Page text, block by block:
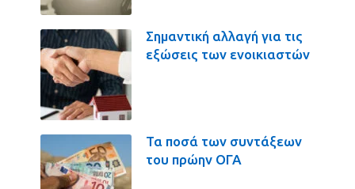
Σημαντική αλλαγή για τις
εξώσεις των ενοικιαστών
Τα ποσά των συντάξεων
του πρώην ΟΓΑ